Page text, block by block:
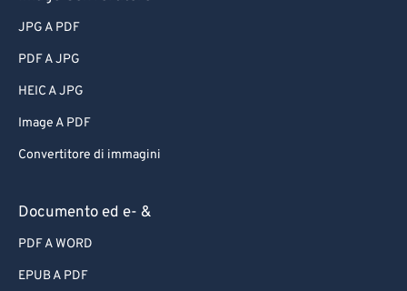
JPG A PDF
PDF A JPG
HEIC A JPG
Image A PDF
Convertitore di immagini
Documento ed e- &
PDF A WORD
EPUB A PDF